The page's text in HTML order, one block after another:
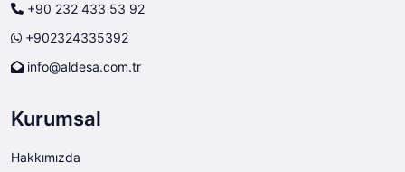
+90 232 433 53 92
+902324335392
info@aldesa.com.tr
Kurumsal
Hakkımızda